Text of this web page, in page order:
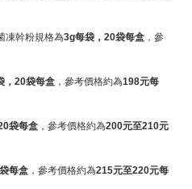
凍幹粉規格為3g每袋，20袋每盒，參
，20袋每盒，參考價格約為198元每
袋每盒，參考價格約為200元至210元
每盒，參考價格約為215元至220元每